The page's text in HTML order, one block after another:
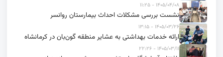
۱۴۰۵/۰۴/۰۸ - ۱۱:۲۵
نشست بررسی مشکلات احداث بیمارستان روانسر
۱۴۰۵/۰۳/۲۶ - ۱۳:۱۵
ارائه خدمات بهداشتی به عشایر منطقه گون‌بان در کرمانشاه
۱۴۰۵/۰۳/۱۱ - ۲۲:۲۶